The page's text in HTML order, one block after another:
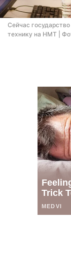
Сейчас
технику на НМТ |